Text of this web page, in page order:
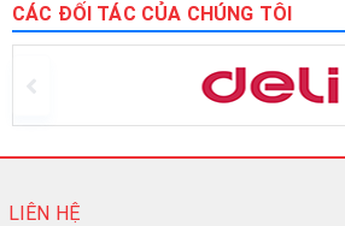
CÁC ĐỐI TÁC CỦA CHÚNG TÔI
LIÊN HỆ